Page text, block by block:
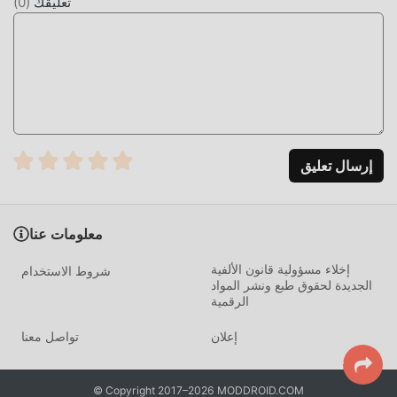
إرسال تعليق
معلومات عنا
شروط الاستخدام
إخلاء مسؤولية قانون الألفية
الجديدة لحقوق طبع ونشر المواد
الرقمية
تواصل معنا إعلان
© Copyright 2017–2026 MODDROID.COM